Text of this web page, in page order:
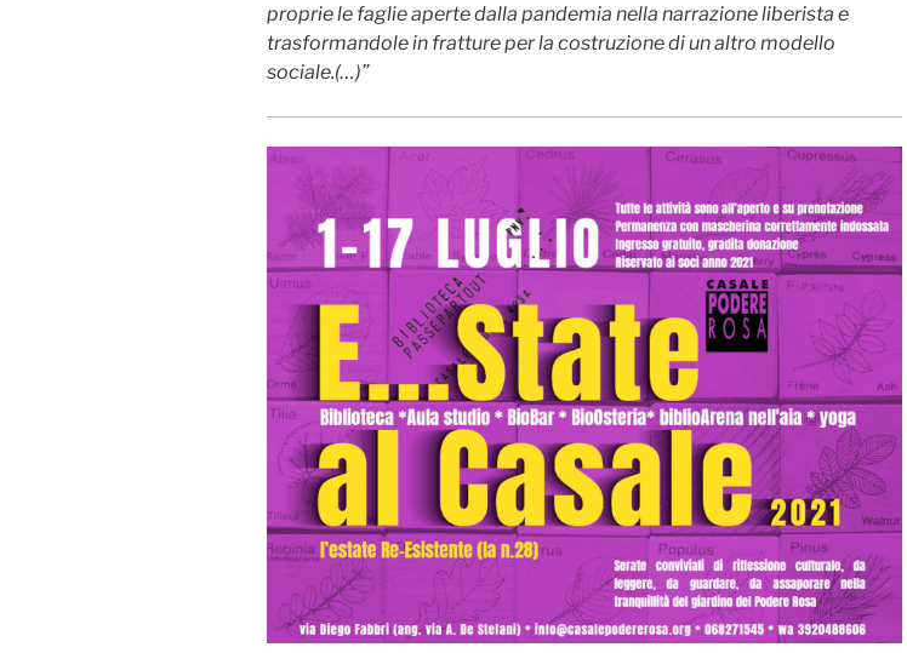
proprie le faglie aperte dalla pandemia nella narrazione liberista e
trasformandole in fratture per la costruzione di un altro modello
sociale.(…)”